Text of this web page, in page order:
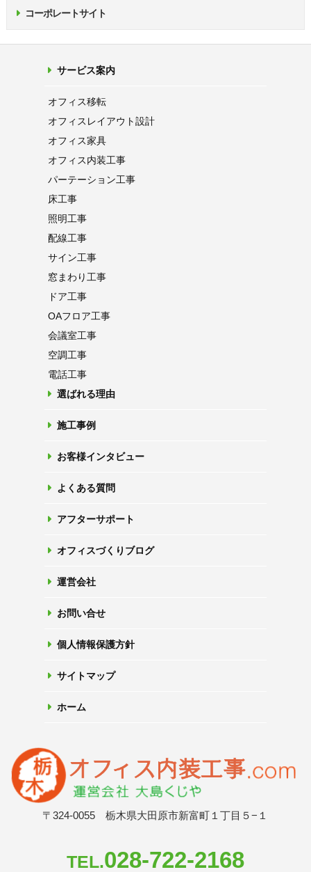
コーポレートサイト
サービス案内
オフィス移転
オフィス レイアウト設計
オフィス家具
オフィス内装工事
パーテーション工事
床工事
照明工事
配線工事
サイン工事
窓まわり工事
ドア工事
OAフロア工事
会議室工事
空調工事
電話工事
選ばれる理由
施工事例
お客様インタビュー
よくある質問
アフターサポート
オフィスづくりブログ
運営会社
お問い合せ
個人情報保護方針
サイトマップ
ホーム
〒324-0055 栃木県大田原市新富町１丁目５−１
TEL.028-722-2168